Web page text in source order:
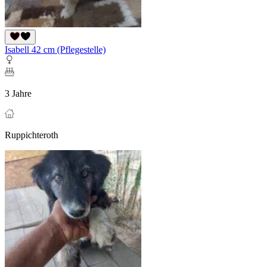
Isabell 42 cm (Pflegestelle)
3 Jahre
Ruppichteroth